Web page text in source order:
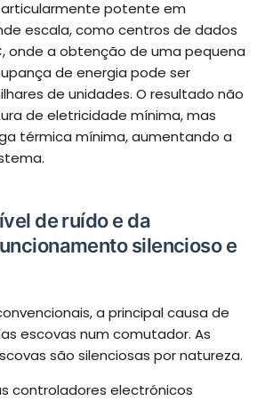
potente em
escala, como centros de dados
onde a obtenção de uma pequena
de energia pode ser
de unidades. O resultado não
de eletricidade mínima, mas
térmica mínima, aumentando a
de ruído e da
silencioso e
a principal causa de
escovas num comutador. As
são silenciosas por natureza.
controladores electrónicos